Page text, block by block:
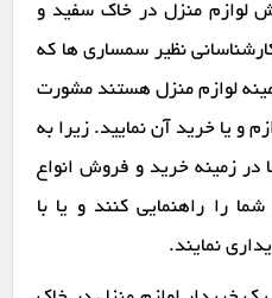
لوازم منزل در خاک سفید و
نظیر سمساری ها که
لوازم منزل هستند مشورت
یا خرید آن نمایید. زیرا به
زمینه خرید و فروش انواع
را راهنمایی کنند و یا با
نمایند.